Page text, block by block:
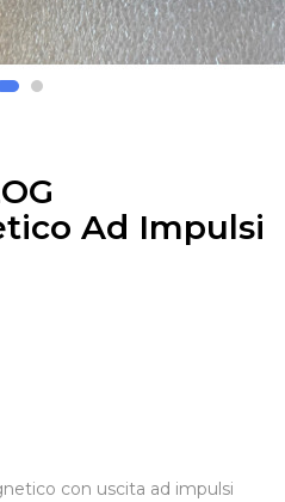
Ad Impulsi
con uscita ad impulsi